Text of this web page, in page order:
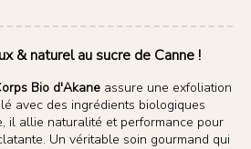
& naturel au sucre de Canne !
Bio d'Akane assure une exfoliation
avec des ingrédients biologiques
il allie naturalité et performance pour
Un véritable soin gourmand qui